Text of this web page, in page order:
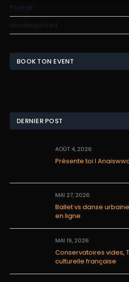
Portrait
Uncategorized
BOOK TON EVENT
DERNIER POST
AOÛT 4, 2026
Présente toi I
MAI 27, 2026
Ballet vs danse
en ligne
MAI 19, 2026
Conservatoires vides,
culturelle française